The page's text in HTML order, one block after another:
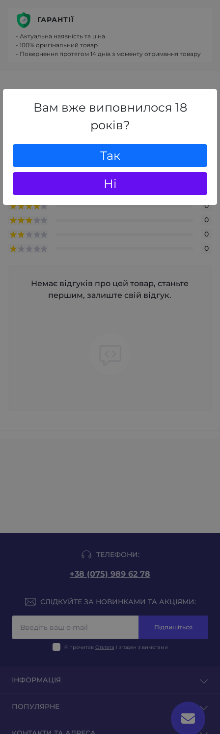
Вам вже виповнилося 18
років?
Так
Ні
середній рейтинг товару
+ Додати відгук
0
0
0
0
0
Немає відгуків про цей товар, станьте
першим, залиште свій відгук.
ГАРАНТІЇ
- Актуальна наявність та ціна
- 100% оригінальний товар
- Повернення протягом 14 днів з моменту отримання товару
ТЕЛЕФОНИ:
+38 (075) 989 62 78
СЛІДКУЙТЕ ЗА НОВИНКАМИ ТА АКЦІЯМИ:
Підпишіться
Я прочитав Оплата і згоден з вимогами
ІНФОРМАЦІЯ
Відгуки
ПОПУЛЯРНЕ